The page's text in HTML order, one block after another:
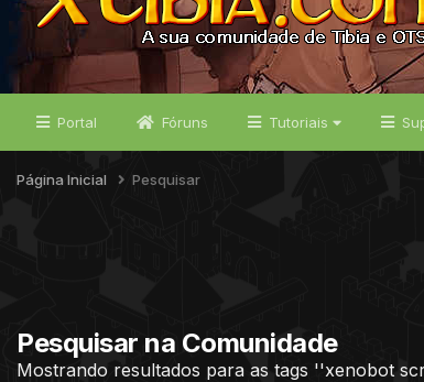
Portal Fóruns Tutoriais
Página Inicial Pesquisar
Pesquisar na Comunidade
Mostrando resultados para as tags ''xenobot